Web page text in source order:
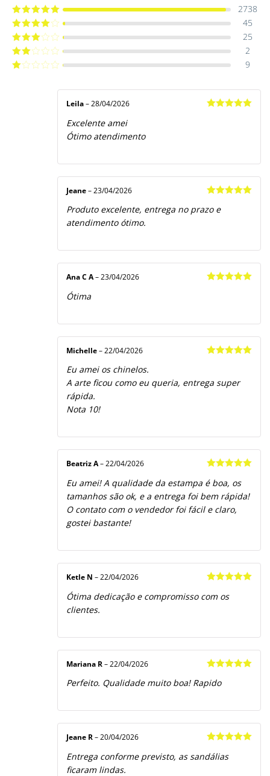
Avaliação5
2738
Avaliação
45
Avaliação
25
Avaliação
2
9
Leila – 28/04/2026
Excelente amei
Ótimo atendimento
de 5
Jeane – 23/04/2026
Produto excelente, entrega no prazo e
atendimento ótimo.
Ana C A– 23/04/2026
Ótima
Michelle – 22/04/2026
Eu amei os chinelos.
A arte ficou como eu queria, entrega super
rápida.
Nota 10!
de 5
Beatriz A– 22/04/2026
Eu amei! A qualidade da estampa é boa, os
tamanhos são ok, e a entrega foi bem rápida!
O contato com o vendedor foi fácil e claro,
gostei bastante!
de 5
Ketle N – 22/04/2026
Ótima dedicação e compromisso com os
clientes.
de 5
Mariana R – 22/04/2026
Perfeito. Qualidade muito boa! Rapido
de 5
Jeane R – 20/04/2026
Entrega conforme previsto, as sandálias
ficaram lindas.